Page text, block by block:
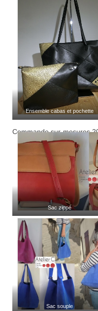
Ensemble cabas et pochette
Commande sur-mesures
Sac zippé
Sac souple